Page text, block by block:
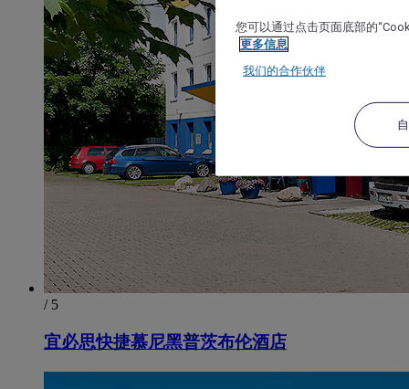
/ 5
宜必思快捷慕尼黑普茨布伦酒店
您可以通过点击页面底部的
更多信息
我们的合作伙伴